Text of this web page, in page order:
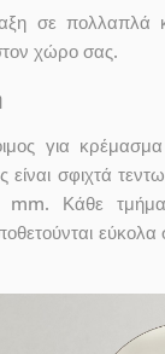
σε πολλαπλά
χώρο σας.
για
σφιχτά
mm. Κάθε